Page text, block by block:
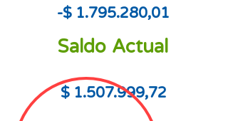
-$ 1.795.280,01
Saldo Actual
$ 1.507.999,72